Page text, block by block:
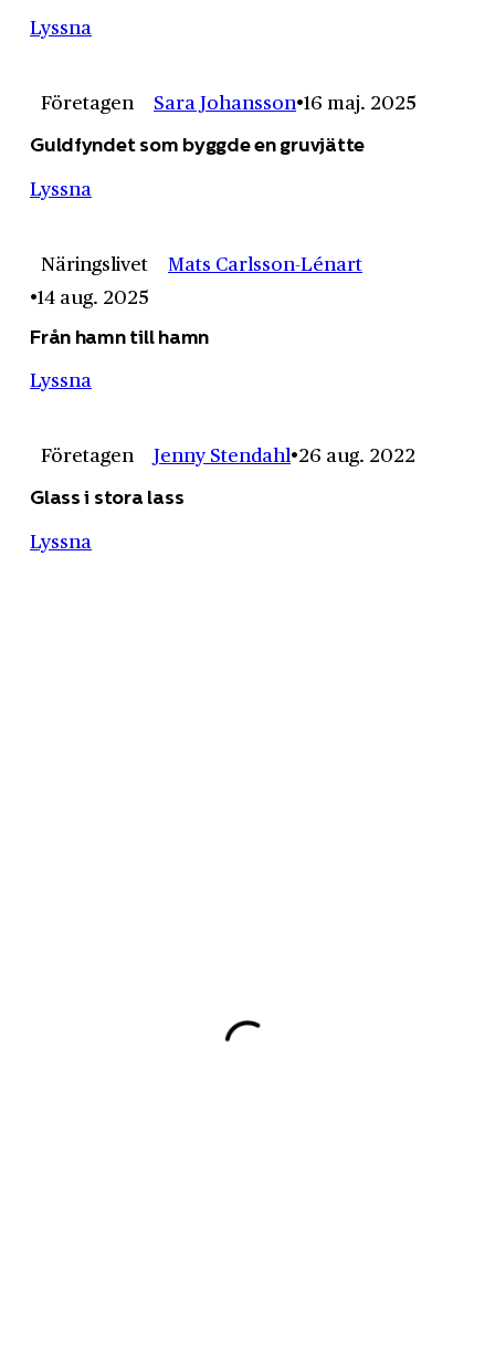
Lyssna
Företagen Sara Johansson 16 maj. 2025
Guldfyndet som byggde en gruvjätte
Lyssna
Näringslivet
Mats Carlsson-Lénart
14 aug. 2025
Från hamn till hamn
Lyssna
Företagen Jenny Stendahl 26 aug. 2022
Glass i stora lass
Lyssna